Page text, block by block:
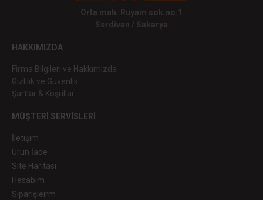
Orta mah. Ruyam sok.no:1
Serdivan / Sakarya
HAKKIMIZDA
Firma Bilgileri ve Hakkımızda
Gizlilik ve Güvenlik
Şartlar & Koşullar
MÜŞTERI SERVISLERI
İletişim
Ürün İade
Site Haritası
Hesabım
Siparişleirm